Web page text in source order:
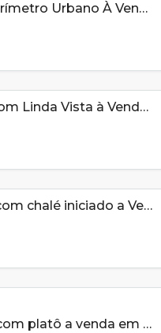
Terreno Rural em Perímetro Urbano À Venda Em Cambuí MG
Terreno de 900m² com Linda Vista à Venda em Cambuí MG
Terreno de 2100m² com chalé iniciado a Venda em Monte Verde MG
Terreno de 1000m² com platô a venda em Cambui MG